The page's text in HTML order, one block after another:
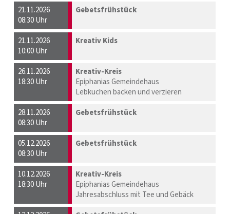
21.11.2026
08:30 Uhr
Gebetsfrühstück
21.11.2026
10:00 Uhr
Kreativ Kids
26.11.2026
18:30 Uhr
Kreativ-Kreis
Epiphanias Gemeindehaus
Lebkuchen backen und verzieren
28.11.2026
08:30 Uhr
Gebetsfrühstück
05.12.2026
08:30 Uhr
Gebetsfrühstück
10.12.2026
18:30 Uhr
Kreativ-Kreis
Epiphanias Gemeindehaus
Jahresabschluss mit Tee und Gebäck